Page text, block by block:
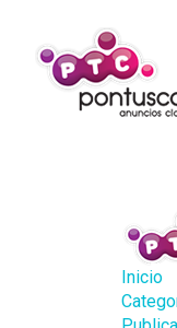
Inicio